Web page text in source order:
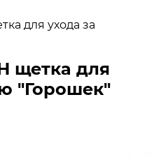
для ухода за
щетка для
"Горошек"